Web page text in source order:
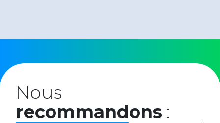
Nous
recommandons :